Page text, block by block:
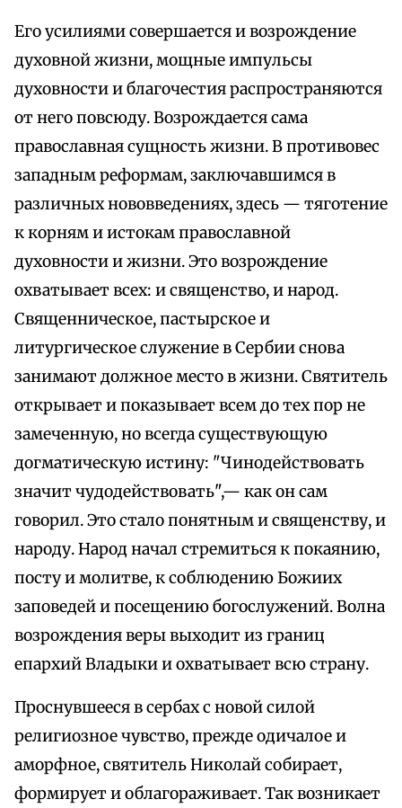
Его усилиями совершается и возрождение
духовной жизни, мощные импульсы
духовности и благочестия распространяются
от него повсюду. Возрождается сама
православная сущность жизни. В противовес
западным реформам, заключавшимся в
различных нововведениях, здесь — тяготение
к корням и истокам православной
духовности и жизни. Это возрождение
охватывает всех: и священство, и народ.
Священническое, пастырское и
литургическое служение в Сербии снова
занимают должное место в жизни. Святитель
открывает и показывает всем до тех пор не
замеченную, но всегда существующую
догматическую истину: "Чинодействовать
значит чудодействовать",— как он сам
говорил. Это стало понятным и священству, и
народу. Народ начал стремиться к покаянию,
посту и молитве, к соблюдению Божиих
заповедей и посещению богослужений. Волна
возрождения веры выходит из границ
епархий Владыки и охватывает всю страну.
Проснувшееся в сербах с новой силой
религиозное чувство, прежде одичалое и
аморфное, святитель Николай собирает,
формирует и облагораживает. Так возникает